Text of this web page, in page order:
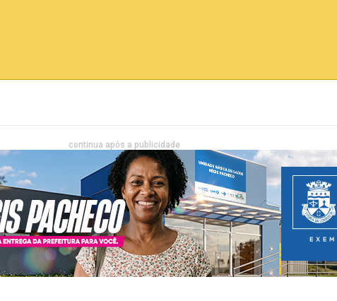
continua após a publicidade